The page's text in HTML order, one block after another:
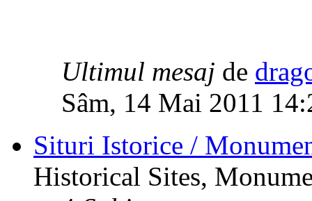
Ultimul mesaj de
Sâm, 14 Mai 2011
Situri Istorice /
Historical Sites,